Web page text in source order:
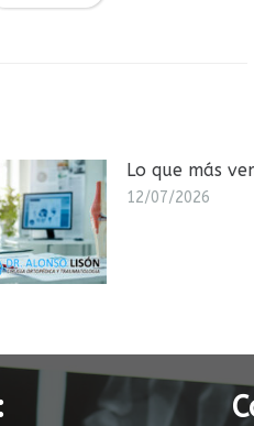
que más vemos en consulta
07/2026